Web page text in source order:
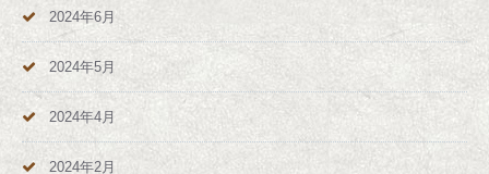
2024年6月
2024年5月
2024年4月
2024年2月